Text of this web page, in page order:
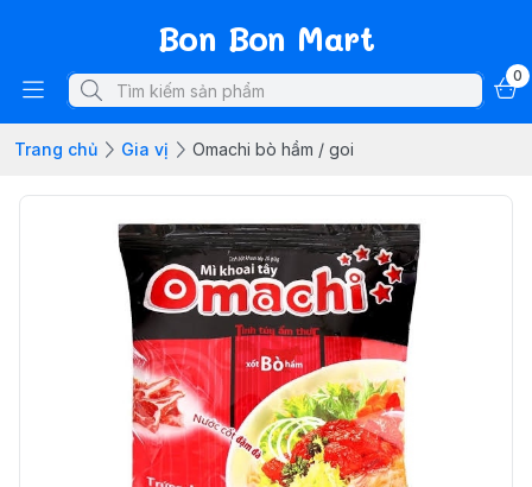
Bon Bon Mart
0
Trang chủ Gia vị Omachi bò hầm / goi